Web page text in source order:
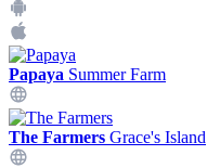
Papaya Summer Farm
The Farmers Grace's Island